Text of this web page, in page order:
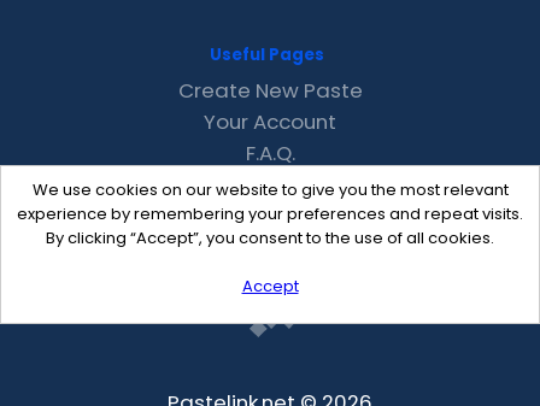
We use cookies on our website to give you the most relevant
experience by remembering your preferences and repeat visits.
By clicking “Accept”, you consent to the use of all cookies.
Accept
Useful Pages
Create New Paste
Your Account
F.A.Q.
Recent
Contact